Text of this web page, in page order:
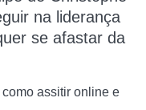
na liderança
se afastar da
assitir online e